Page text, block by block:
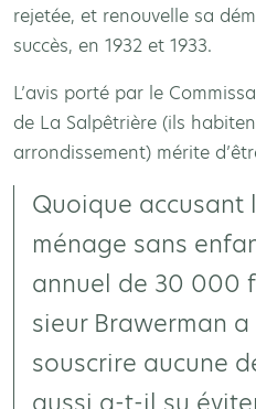
rejetée, et renouvelle sa
succès, en 1932 et 1933.
L’avis porté par le
de La Salpêtrière (ils
arrondissement) mérite
Quoique accusant
ménage sans
annuel de 30 000
sieur Brawerman
souscrire aucune